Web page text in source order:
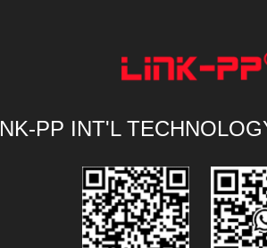
PP INT'L